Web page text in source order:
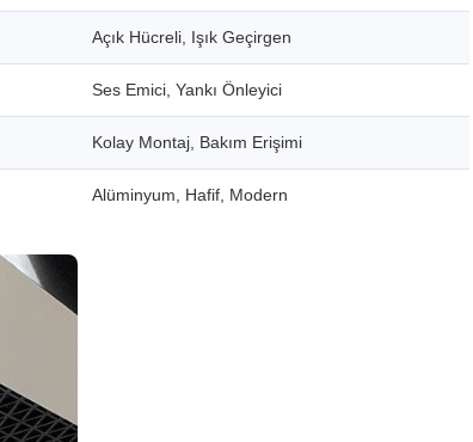
Açık Hücreli, Işık Geçirgen
Ses Emici, Yankı Önleyici
Kolay Montaj, Bakım Erişimi
Alüminyum, Hafif, Modern